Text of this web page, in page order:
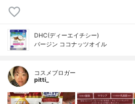
DHC(ディーエイチシー)
バージン ココナッツオイル
コスメブロガー
pitti_